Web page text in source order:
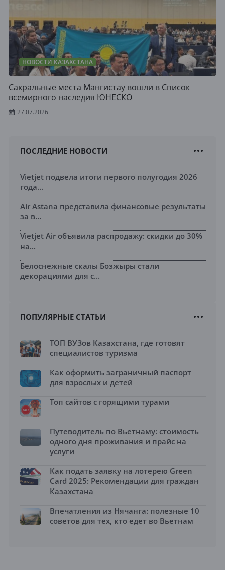
НОВОСТИ КАЗАХСТАНА
Сакральные места Мангистау вошли в Список
всемирного наследия ЮНЕСКО
27.07.2026
ПОСЛЕДНИЕ НОВОСТИ
Vietjet подвела итоги первого полугодия 2026
года...
Air Astana представила финансовые результаты
за в...
Vietjet Air объявила распродажу: скидки до 30%
на...
Белоснежные скалы Бозжыры стали
декорациями для с...
ПОПУЛЯРНЫЕ СТАТЬИ
ТОП ВУЗов Казахстана, где готовят
специалистов туризма
Как оформить заграничный паспорт
для взрослых и детей
Топ сайтов с горящими турами
Путеводитель по Вьетнаму: стоимость
одного дня проживания и прайс на
услуги
Как подать заявку на лотерею Green
Card 2025: Рекомендации для граждан
Казахстана
Впечатления из Нячанга: полезные 10
советов для тех, кто едет во Вьетнам